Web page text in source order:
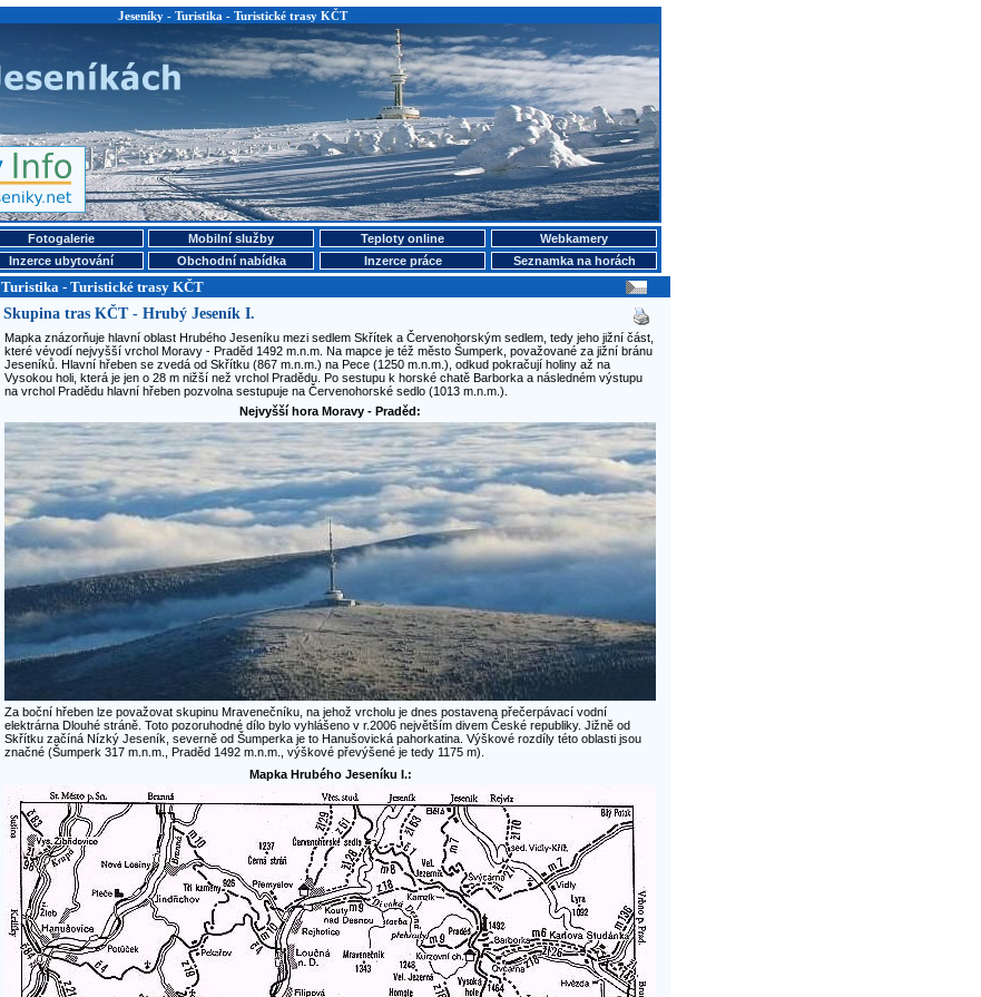
Jeseníky - Turistika - Turistické trasy KČT
Fotogalerie Mobilní služby Teploty online
Webkamery
Inzerce ubytování Obchodní nabídka Inzerce práce
Seznamka na horách
Turistika - Turistické trasy KČT
Skupina tras KČT - Hrubý Jeseník I.
Mapka znázorňuje hlavní oblast Hrubého Jeseníku mezi sedlem Skřítek a Červenohorským sedlem, tedy jeho jižní část,
které vévodí nejvyšší vrchol Moravy - Praděd 1492 m.n.m. Na mapce je též město Šumperk, považované za jižní bránu
Jeseníků. Hlavní hřeben se zvedá od Skřítku (867 m.n.m.) na Pece (1250 m.n.m.), odkud pokračují holiny až na
Vysokou holi, která je jen o 28 m nižší než vrchol Pradědu. Po sestupu k horské chatě Barborka a následném výstupu
na vrchol Pradědu hlavní hřeben pozvolna sestupuje na Červenohorské sedlo (1013 m.n.m.).
Nejvyšší hora Moravy - Praděd:
Za boční hřeben lze považovat skupinu Mravenečníku, na jehož vrcholu je dnes postavena přečerpávací vodní
elektrárna Dlouhé stráně. Toto pozoruhodné dílo bylo vyhlášeno v r.2006 největším divem České republiky. Jižně od
Skřítku začíná Nízký Jeseník, severně od Šumperka je to Hanušovická pahorkatina. Výškové rozdíly této oblasti jsou
značné (Šumperk 317 m.n.m., Praděd 1492 m.n.m., výškové převýšené je tedy 1175 m).
Mapka Hrubého Jeseníku I.: